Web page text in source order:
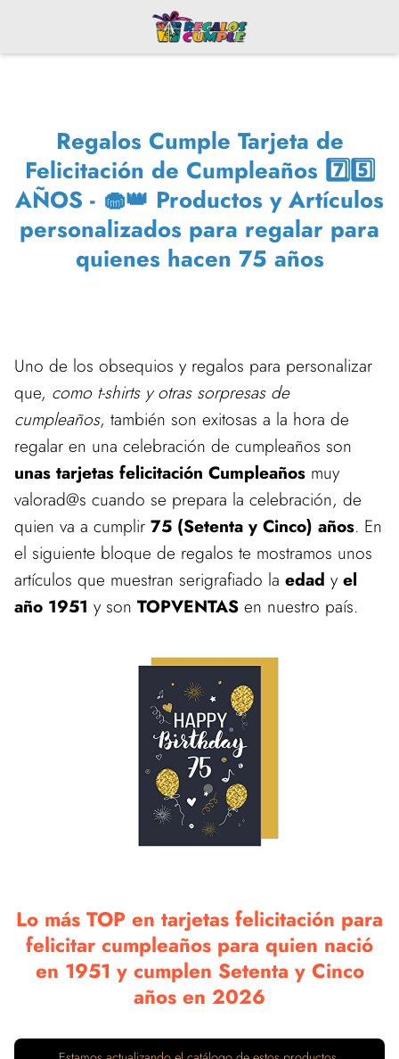
Regalos Cumple Tarjeta de
Felicitación de Cumpleaños 7️⃣5️⃣
AÑOS - 🧁👑 Productos y Artículos
personalizados para regalar para
quienes hacen 75 años
Uno de los obsequios y regalos para personalizar
que, como t-shirts y otras sorpresas de
cumpleaños, también son exitosas a la hora de
regalar en una celebración de cumpleaños son
unas tarjetas felicitación Cumpleaños muy
valorad@s cuando se prepara la celebración, de
quien va a cumplir 75 (Setenta y Cinco) años. En
el siguiente bloque de regalos te mostramos unos
artículos que muestran serigrafiado la edad y el
año 1951 y son TOPVENTAS en nuestro país.
Lo más TOP en tarjetas felicitación para
felicitar cumpleaños para quien nació
en 1951 y cumplen Setenta y Cinco
años en 2026